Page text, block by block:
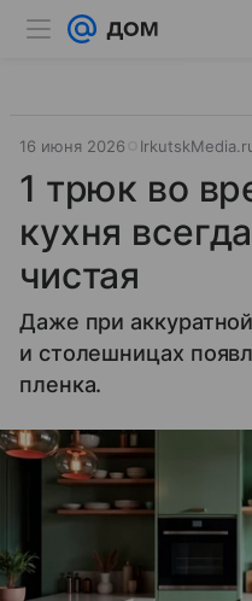
16 июня 2026
1 трюк во
кухня
чистая
Даже при
и столешницах
пленка.